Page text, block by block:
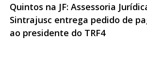
Quintos na JF: Assessoria
Sintrajusc entrega pedido de
ao presidente do TRF4